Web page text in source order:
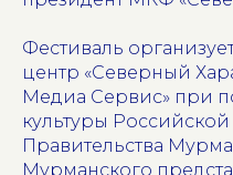
Фестиваль
центр «Северный
Медиа Сервис» при
культуры
Правительства
Мурманского